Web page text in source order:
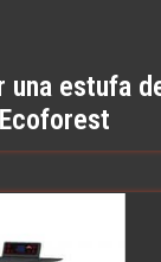
una estufa
Ecoforest